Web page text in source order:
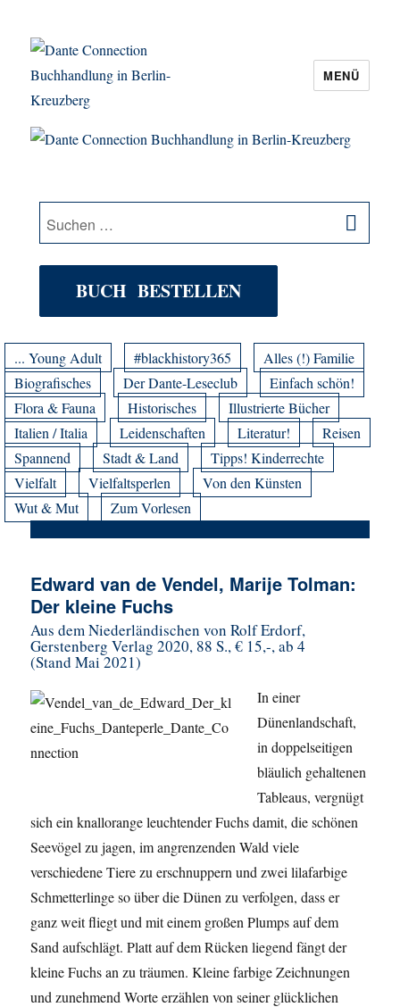
Dante Connection Buchhandlung in
MENÜ
Suche
nach:
BUCH BESTELLEN
... Young Adult #blackhistory365
Alles (!) Familie
Biografisches
Der Dante-Leseclub
Einfach schön!
Flora & Fauna
Historisches
Illustrierte Bücher
Italien / Italia
Leidenschaften Literatur!
Reisen
Spannend
Stadt & Land
Tipps! Kinderrechte
Vielfalt
Vielfaltsperlen
Von den Künsten
Wut & Mut
Zum Vorlesen
Edward van de Vendel, Marije Tolman:
Der kleine Fuchs
Aus dem Niederländischen von Rolf Erdorf,
Gerstenberg Verlag 2020, 88 S., € 15,-, ab 4
(Stand Mai 2021)
In einer
Dünenlandschaft,
in doppelseitigen
bläulich gehaltenen
Tableaus, vergnügt
sich ein knallorange leuchtender Fuchs damit, die schönen
Seevögel zu jagen, im angrenzenden Wald viele
verschiedene Tiere zu erschnuppern und zwei lilafarbige
Schmetterlinge so über die Dünen zu verfolgen, dass er
ganz weit fliegt und mit einem großen Plumps auf dem
Sand aufschlägt. Platt auf dem Rücken liegend fängt der
kleine Fuchs an zu träumen. Kleine farbige Zeichnungen
und zunehmend Worte erzählen von seiner glücklichen